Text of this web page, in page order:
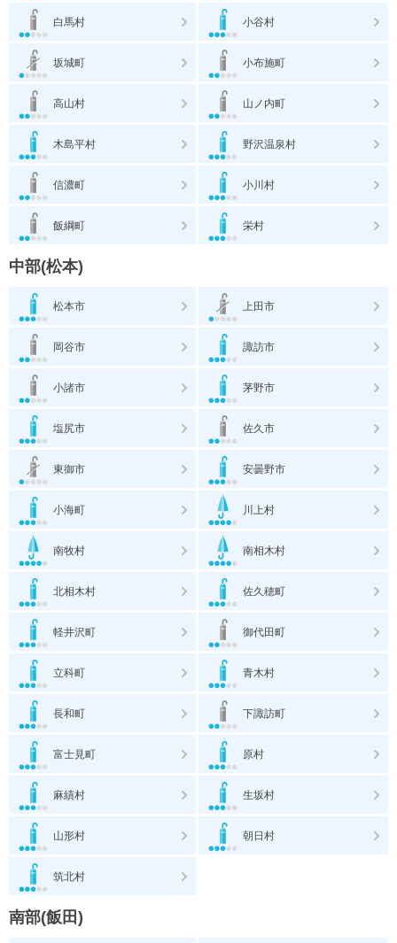
白馬村 小谷村
坂城町 小布施町
高山村 山ノ内町
木島平村 野沢温泉村
信濃町 小川村
飯綱町 栄村
中部(松本)
松本市 上田市
岡谷市 諏訪市
小諸市 茅野市
塩尻市 佐久市
東御市 安曇野市
小海町 川上村
南牧村 南相木村
北相木村 佐久穂町
軽井沢町 御代田町
立科町 青木村
長和町 下諏訪町
富士見町 原村
麻績村 生坂村
山形村 朝日村
筑北村
南部(飯田)